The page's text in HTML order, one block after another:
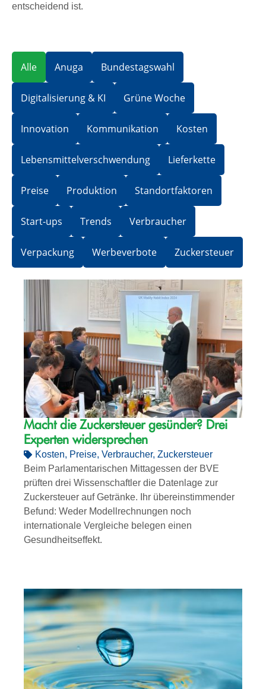
entscheidend ist.
Anuga Bundestagswahl
Digitalisierung & KI Grüne Woche
Innovation Kommunikation Kosten
Lebensmittelverschwendung Lieferkette
Preise Produktion Standortfaktoren
Start-ups Trends Verbraucher
Verpackung Werbeverbote Zuckersteuer
Alle
Macht die Zuckersteuer gesünder? Drei
Experten widersprechen
Kosten, Preise, Verbraucher, Zuckersteuer
Beim Parlamentarischen Mittagessen der BVE
prüften drei Wissenschaftler die Datenlage zur
Zuckersteuer auf Getränke. Ihr übereinstimmender
Befund: Weder Modellrechnungen noch
internationale Vergleiche belegen einen
Gesundheitseffekt.